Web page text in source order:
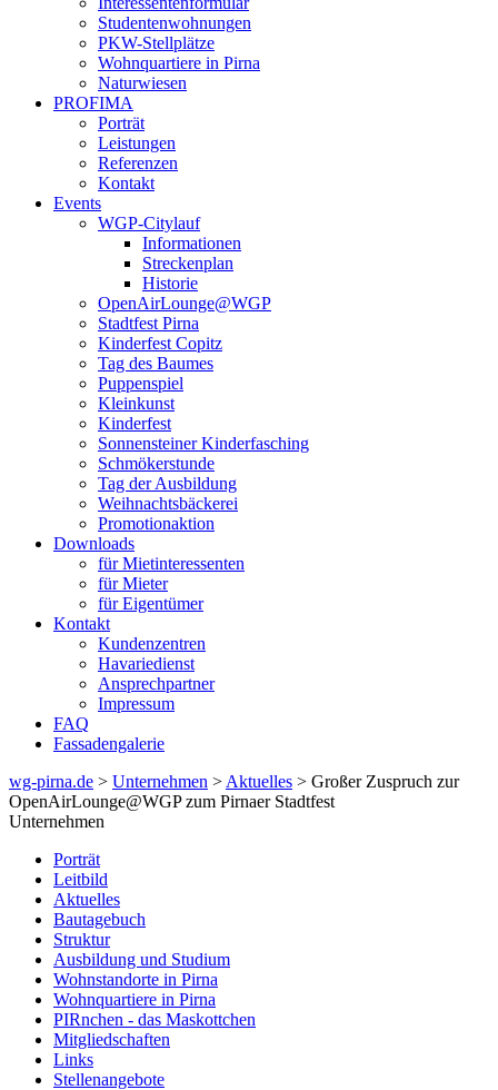
Studentenwohnungen
PKW-Stellplätze
Wohnquartiere in Pirna
Naturwiesen
PROFIMA
Porträt
Leistungen
Referenzen
Kontakt
Events
WGP-Citylauf
Informationen
Streckenplan
Historie
OpenAirLounge@WGP
Stadtfest Pirna
Kinderfest Copitz
Tag des Baumes
Puppenspiel
Kleinkunst
Kinderfest
Sonnensteiner Kinderfasching
Schmökerstunde
Tag der Ausbildung
Weihnachtsbäckerei
Promotionaktion
Downloads
für Mietinteressenten
für Mieter
für Eigentümer
Kontakt
Kundenzentren
Havariedienst
Ansprechpartner
Impressum
FAQ
Fassadengalerie
wg-pirna.de > Unternehmen > Aktuelles > Großer Zuspruch zur
OpenAirLounge@WGP zum Pirnaer Stadtfest
Unternehmen
Porträt
Leitbild
Aktuelles
Bautagebuch
Struktur
Ausbildung und Studium
Wohnstandorte in Pirna
Wohnquartiere in Pirna
PIRnchen - das Maskottchen
Mitgliedschaften
Links
Stellenangebote